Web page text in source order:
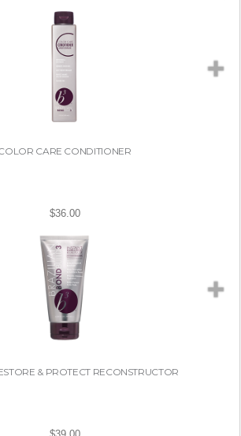
CARE CONDITIONER
$36.00
& PROTECT RECONSTRUCTOR